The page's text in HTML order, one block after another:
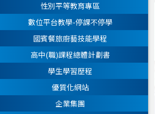
性別平等教育專區
數位平台教學-停課不停學
國賓餐旅廚藝技能學程
高中(職)課程總體計劃書
學生學習歷程
優質化網站
企業集團